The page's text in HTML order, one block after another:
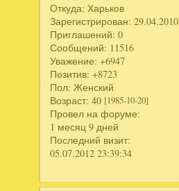
Откуда: Харьков
Зарегистрирован: 29.04.2010
Приглашений: 0
Сообщений: 11516
Уважение: +6947
Позитив: +8723
Пол: Женский
Возраст: 40 [1985-10-20]
Провел на форуме:
1 месяц 9 дней
Последний визит:
05.07.2012 23:39:34